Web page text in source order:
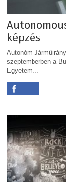
képzés
Autonóm
szeptemberben a
Egyetem...